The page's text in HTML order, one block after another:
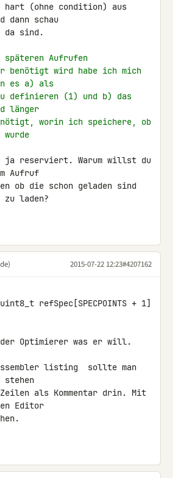
hart (ohne condition) aus
dann schau
da sind.
Aufrufen
benötigt wird habe ich mich
es a) als
definieren (1) und b) das
länger
worin ich speichere, ob
wurde
reserviert. Warum willst du
Aufruf
ob die schon geladen sind
laden?
2015-07-22 12:23#4207162
refSpec[SPECPOINTS + 1]
der Optimierer was er will.
listing  sollte man
Zeilen als Kommentar drin. Mit
Editor